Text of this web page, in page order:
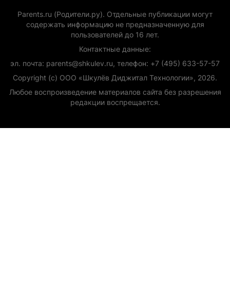
Parents.ru (Родители.ру). Отдельные публикации могут
содержать информацию не предназначенную для
пользователей до 16 лет.
Контактные данные:
эл. почта: parents@shkulev.ru, телефон: +7 (495) 633-57-57
Copyright (с) ООО «Шкулёв Диджитал Технологии», 2026.
Любое воспроизведение материалов сайта без разрешения
редакции воспрещается.